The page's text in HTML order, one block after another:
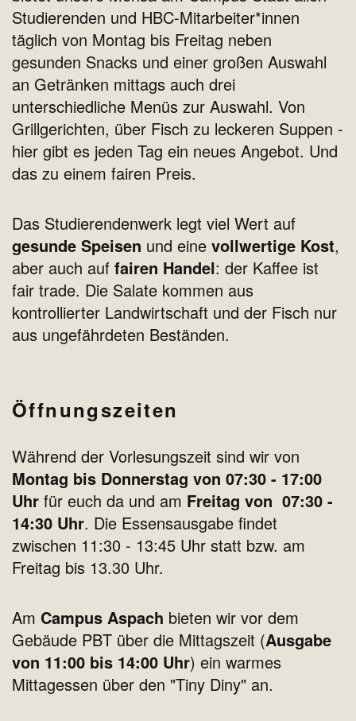
Studierenden und HBC-Mitarbeiter*innen
täglich von Montag bis Freitag neben
gesunden Snacks und einer großen Auswahl
an Getränken mittags auch drei
unterschiedliche Menüs zur Auswahl. Von
Grillgerichten, über Fisch zu leckeren Suppen -
hier gibt es jeden Tag ein neues Angebot. Und
das zu einem fairen Preis.
Das Studierendenwerk legt viel Wert auf
gesunde Speisen und eine vollwertige Kost,
aber auch auf fairen Handel: der Kaffee ist
fair trade. Die Salate kommen aus
kontrollierter Landwirtschaft und der Fisch nur
aus ungefährdeten Beständen.
Öffnungszeiten
Während der Vorlesungszeit sind wir von
Montag bis Donnerstag von 07:30 - 17:00
Uhr für euch da und am Freitag von 07:30 -
14:30 Uhr. Die Essensausgabe findet
zwischen 11:30 - 13:45 Uhr statt bzw. am
Freitag bis 13.30 Uhr.
Am Campus Aspach bieten wir vor dem
Gebäude PBT über die Mittagszeit (Ausgabe
von 11:00 bis 14:00 Uhr) ein warmes
Mittagessen über den "Tiny Diny" an.